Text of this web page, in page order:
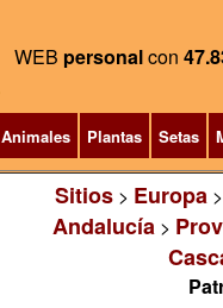
WEB personalcon
Animales Plantas Setas
Sitios> Europa
Andalucía >